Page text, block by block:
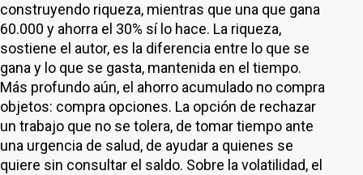
construyendo riqueza, mientras que una que gana
60.000 y ahorra el 30% sí lo hace. La riqueza,
sostiene el autor, es la diferencia entre lo que se
gana y lo que se gasta, mantenida en el tiempo.
Más profundo aún, el ahorro acumulado no compra
objetos: compra opciones. La opción de rechazar
un trabajo que no se tolera, de tomar tiempo ante
una urgencia de salud, de ayudar a quienes se
quiere sin consultar el saldo. Sobre la volatilidad, el